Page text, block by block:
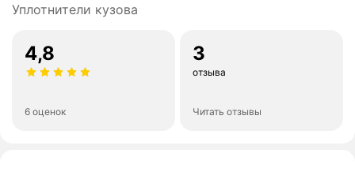
Уплотнители кузова
4,8
6 оценок
3
отзыва
Читать отзывы